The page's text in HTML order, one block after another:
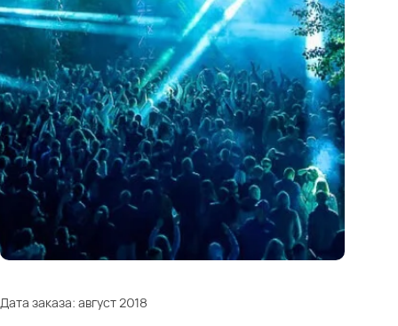
Дата заказа: август 2018